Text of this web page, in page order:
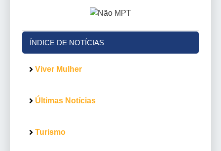
ÍNDICE DE NOTÍCIAS
Viver Mulher
Últimas Notícias
Turismo